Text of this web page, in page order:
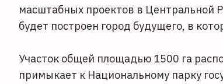
масштабных проектов в Центральной
будет построен город будущего, в
Участок общей площадью 1500 га
примыкает к Национальному парку